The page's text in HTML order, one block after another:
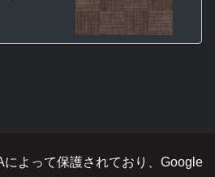
よって保護されており、Google